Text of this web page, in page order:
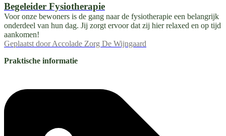
Begeleider Fysiotherapie
Voor onze bewoners is de gang naar de fysiotherapie een belangrijk
onderdeel van hun dag. Jij zorgt ervoor dat zij hier relaxed en op tijd
aankomen!
Geplaatst door Accolade Zorg De Wijngaard
Praktische informatie